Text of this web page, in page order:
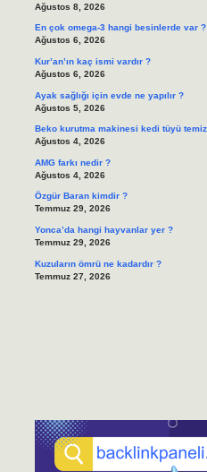
Ağustos 8, 2026
En çok omega-3 hangi besinlerde var ?
Ağustos 6, 2026
Kur’an’ın kaç ismi vardır ?
Ağustos 6, 2026
Ayak sağlığı için evde ne yapılır ?
Ağustos 5, 2026
Beko kurutma makinesi kedi tüyü
Ağustos 4, 2026
AMG farkı nedir ?
Ağustos 4, 2026
Özgür Baran kimdir ?
Temmuz 29, 2026
Yonca’da hangi hayvanlar yer ?
Temmuz 29, 2026
Kuzuların ömrü ne kadardır ?
Temmuz 27, 2026